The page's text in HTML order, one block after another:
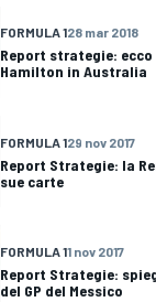
FORMULA 128 mar 2018
Report strategie:
Hamilton in Australia
FORMULA 129 nov 2017
Report Strategie: la
sue carte
FORMULA 11 nov 2017
Report Strategie:
del GP del Messico